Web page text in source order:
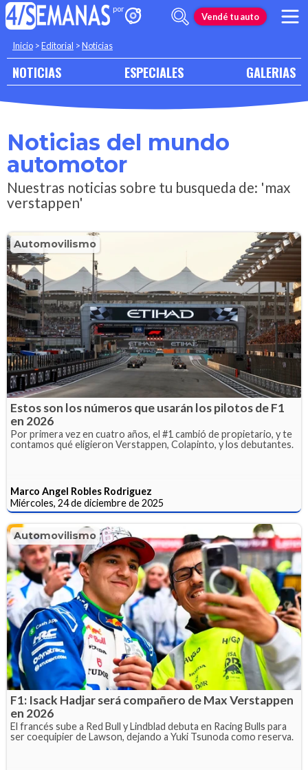
Vendé tu auto
Inicio >Editorial >Noticias
NOTICIAS ESPECIALES GALERIAS
Noticias del mundo
automotor
Nuestras noticias sobre tu busqueda de: 'max
verstappen'
Automovilismo
Estos son los números que usarán los pilotos de F1
en 2026
Por primera vez en cuatro años, el #1 cambió de propietario, y te
contamos qué eligieron Verstappen, Colapinto, y los debutantes.
Marco Angel Robles Rodriguez
Miércoles, 24 de diciembre de 2025
Automovilismo
F1: Isack Hadjar será compañero de Max Verstappen
en 2026
El francés sube a Red Bull y Lindblad debuta en Racing Bulls para
ser coequipier de Lawson, dejando a Yuki Tsunoda como reserva.